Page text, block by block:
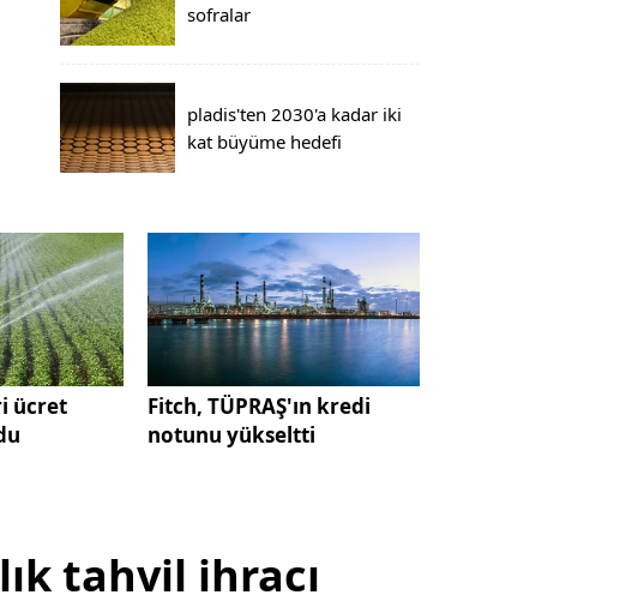
sofralar
pladis'ten 2030'a kadar iki
kat büyüme hedefi
ücret
Fitch, TÜPRAŞ'ın kredi
notunu yükseltti
tahvil ihracı